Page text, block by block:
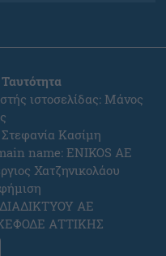
ιστοσελίδας: Μάνος
Κασίμη
name: ENIKOS AE
Χατζηνικολάου
ΑΕ
ΑΤΤΙΚΗΣ